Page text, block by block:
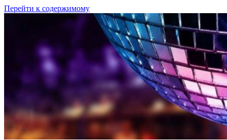
Перейти к содержимому